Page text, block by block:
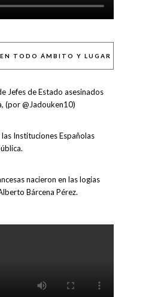
TODO ÁMBITO Y LUGAR
Jefes de Estado asesinados
(por @Jadouken10)
Instituciones Españolas
nacieron en las logias
Bárcena Pérez.